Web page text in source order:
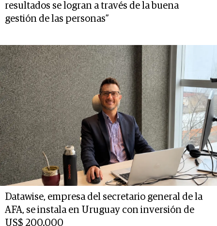
resultados se logran a través de la buena
gestión de las personas”
Datawise, empresa del secretario general de la
AFA, se instala en Uruguay con inversión de
US$ 200.000